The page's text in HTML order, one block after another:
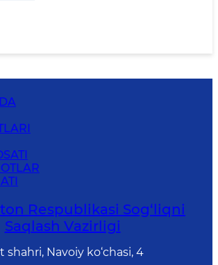
Rеspublikаsi Sоg‘liqni
Saqlash Vаzirligi
shahri, Navoiy ko‘chаsi, 4